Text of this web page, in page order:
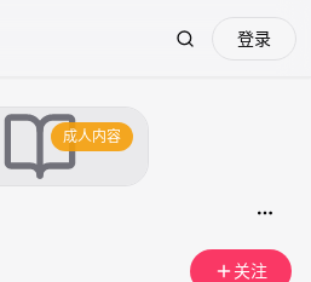
Search登录
成人内容
关注